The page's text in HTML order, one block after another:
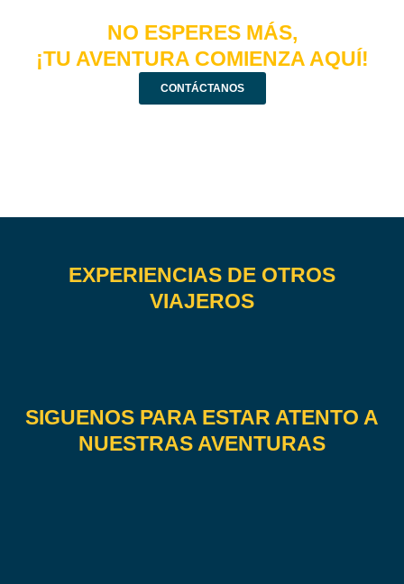
NO ESPERES MÁS,
¡TU AVENTURA COMIENZA AQUÍ!
CONTÁCTANOS
EXPERIENCIAS DE OTROS
VIAJEROS
SIGUENOS PARA ESTAR ATENTO A
NUESTRAS AVENTURAS